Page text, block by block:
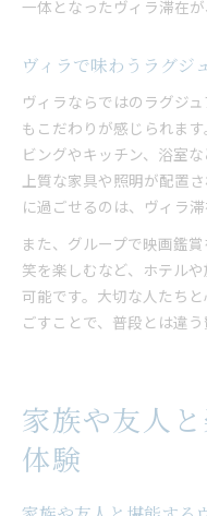
一体となったヴィラ滞在
ヴィラで味わうラグジ
ヴィラならではのラグジ
もこだわりが感じられま
ビングやキッチン、浴室
上質な家具や照明が配置
に過ごせるのは、ヴィラ
また、グループで映画鑑
笑を楽しむなど、ホテル
可能です。大切な人たち
ごすことで、普段とは違
家族や友人
体験